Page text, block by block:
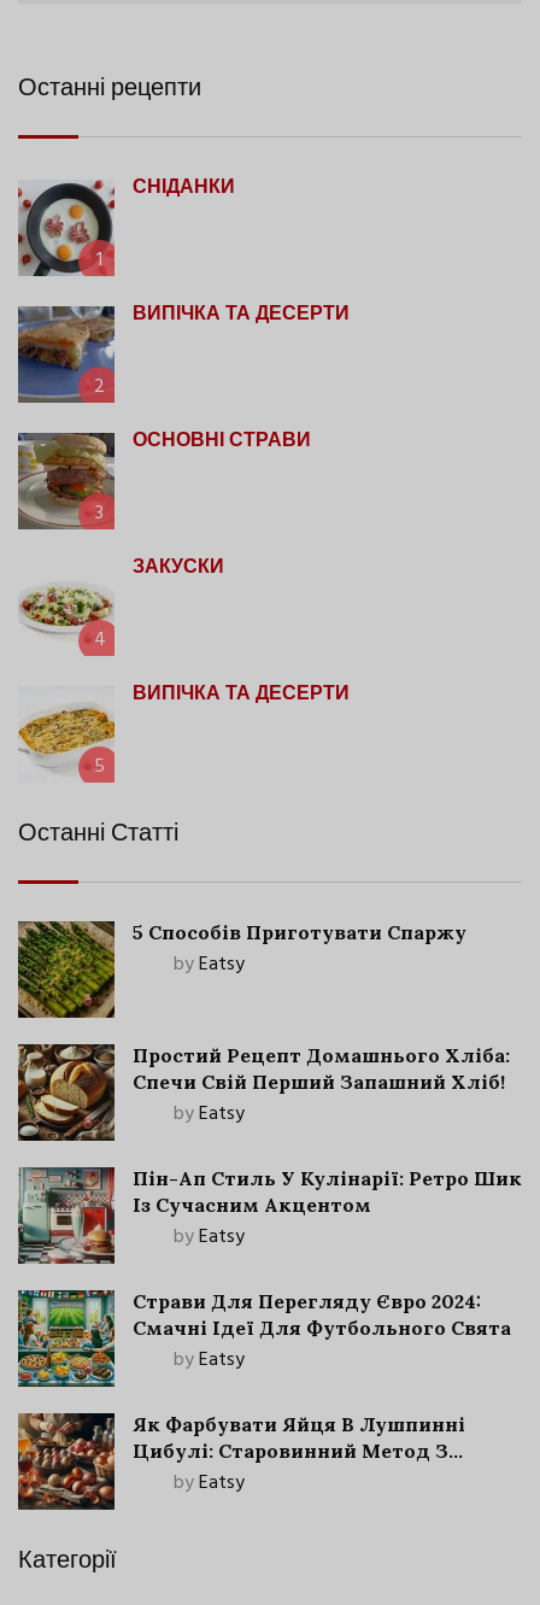
Останні рецепти
1
СНІДАНКИ
2
ВИПІЧКА ТА ДЕСЕРТИ
3
ОСНОВНІ СТРАВИ
4
ЗАКУСКИ
5
ВИПІЧКА ТА ДЕСЕРТИ
Останні Статті
5 Способів Приготувати Спаржу
byEatsy
Простий Рецепт Домашнього Хліба:
Спечи Свій Перший Запашний Хліб!
byEatsy
Пін-Ап Стиль У Кулінарії: Ретро Шик
Із Сучасним Акцентом
byEatsy
Страви Для Перегляду Євро 2024:
Смачні Ідеї Для Футбольного Свята
byEatsy
Як Фарбувати Яйця В Лушпинні
Цибулі: Старовинний Метод З
Сучасними Нюансами
byEatsy
Категорії